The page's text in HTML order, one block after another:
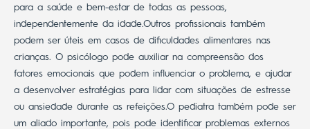
para a saúde e bem-estar de todas as pessoas,
independentemente da idade.Outros profissionais também
podem ser úteis em casos de dificuldades alimentares nas
crianças. O psicólogo pode auxiliar na compreensão dos
fatores emocionais que podem influenciar o problema, e ajudar
a desenvolver estratégias para lidar com situações de estresse
ou ansiedade durante as refeições.O pediatra também pode ser
um aliado importante, pois pode identificar problemas externos